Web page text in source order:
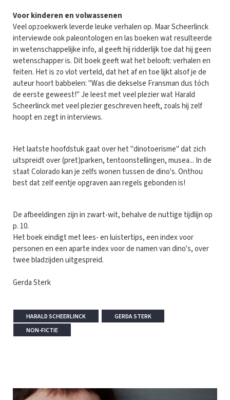
Voor kinderen en volwassenen
Veel opzoekwerk leverde leuke verhalen op. Maar Scheerlinck
interviewde ook paleontologen en las boeken wat resulteerde
in wetenschappelijke info, al geeft hij ridderlijk toe dat hij geen
wetenschapper is. Dit boek geeft wat het belooft: verhalen en
feiten. Het is zo vlot verteld, dat het af en toe lijkt alsof je de
auteur hoort babbelen: "Was die dekselse Fransman dus tóch
de eerste geweest!" Je leest met veel plezier wat Harald
Scheerlinck met veel plezier geschreven heeft, zoals hij zelf
hoopt en zegt in interviews.
Het laatste hoofdstuk gaat over het "dinotoerisme" dat zich
uitspreidt over (pret)parken, tentoonstellingen, musea... In de
staat Colorado kan je zelfs wonen tussen de dino's. Onthou
best dat zelf eentje opgraven aan regels gebonden is!
De afbeeldingen zijn in zwart-wit, behalve de nuttige tijdlijn op
p. 10.
Het boek eindigt met lees- en luistertips, een index voor
personen en een aparte index voor de namen van dino's, over
twee bladzijden uitgespreid.
Gerda Sterk
HARALD SCHEERLINCK
GERDA STERK
NON-FICTIE